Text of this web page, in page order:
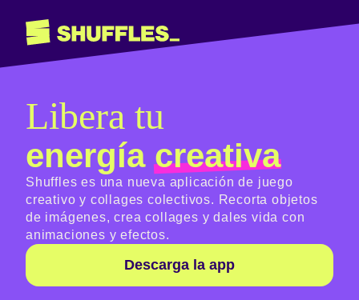
Libera tu
energíacreativa
Shuffles es una nueva aplicación de juego
creativo y collages colectivos. Recorta objetos
de imágenes, crea collages y dales vida con
animaciones y efectos.
Descarga la app